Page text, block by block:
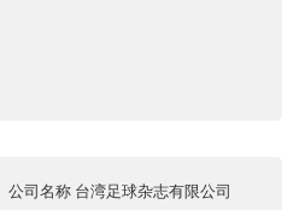
公司名称 台湾足球杂志有限公司